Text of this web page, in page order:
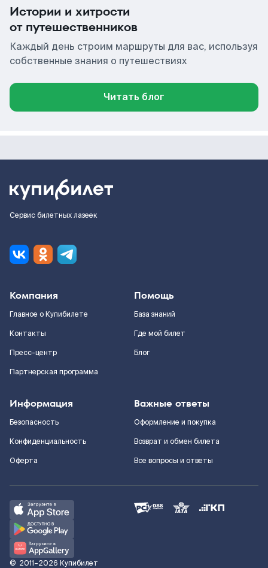
Истории и хитрости
от путешественников
Каждый день строим маршруты для вас, используя
собственные знания о путешествиях
Читать блог
Сервис билетных лазеек
Компания
Главное о Купибилете
Контакты
Пресс-центр
Партнерская программа
Помощь
База знаний
Где мой билет
Блог
Информация
Безопасность
Конфиденциальность
Оферта
Важные ответы
Оформление и покупка
Возврат и обмен билета
Все вопросы и ответы
© 2011–2026 Купибилет